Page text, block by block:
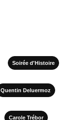
Soirée d'Histoire
Quentin Deluermoz
Carole Trébor